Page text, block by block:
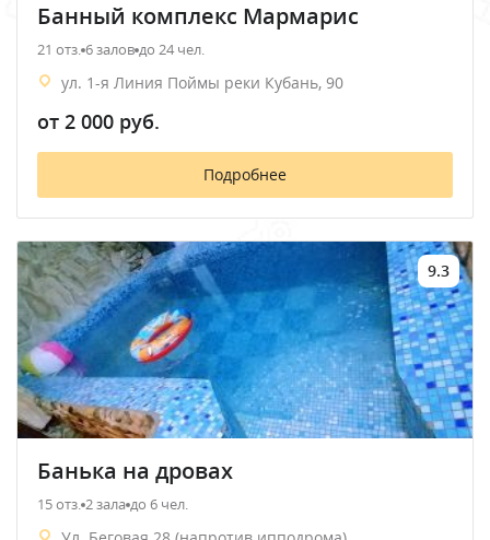
Банный комплекс Мармарис
21 отз. 6 залов до 24 чел.
ул. 1-я Линия Поймы реки Кубань, 90
от 2 000 руб.
Подробнее
9.3
Банька на дровах
15 отз. 2 зала до 6 чел.